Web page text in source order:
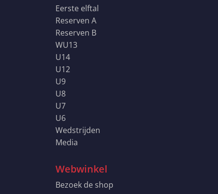
Eerste elftal
Reserven A
Reserven B
WU13
U14
U12
U9
U8
U7
U6
Wedstrijden
Media
Webwinkel
Bezoek de shop